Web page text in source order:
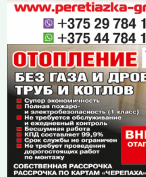
Оплата
ОУИРП «Рэдакцыя газеты
230025, г. Гродно, ул. Антонова, 25.
УНП 500034192
E-mail:gp-pravda@grodnonews.by
Публикуемая информация является
собственностью ОУИРП «Рэдакцыя
праўда».
Перепечатка возможна только с
редакции.Политика конфиденциальности
При использовании материалов
от индексации поисковыми системами)
новость
с указанием в тексте заимствования
grodnonews.by- обязательна.Условия
материалов.